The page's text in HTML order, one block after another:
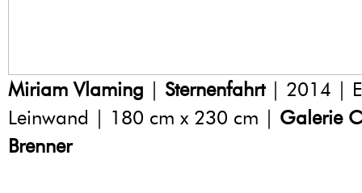
Miriam Vlaming | Sternenfahrt| 2014 |
Leinwand | 180 cm x 230 cm | Galerie
Brenner